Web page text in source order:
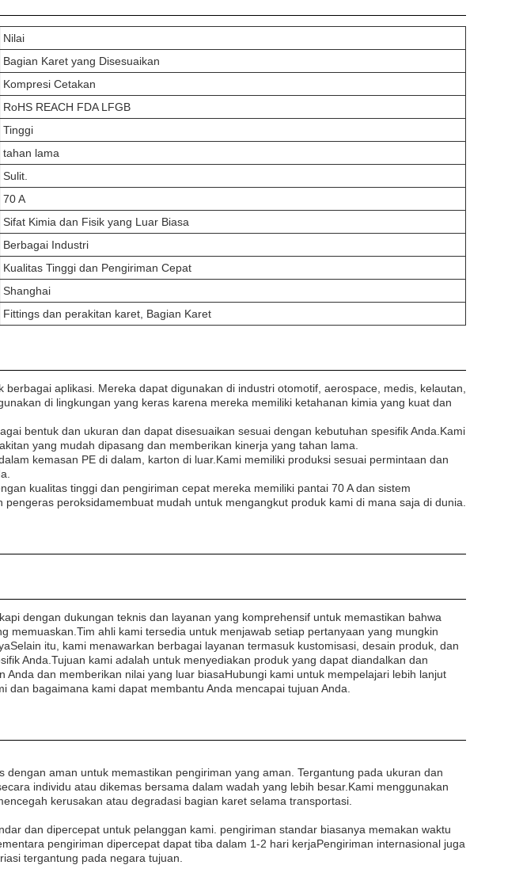
Nilai
Bagian Karet yang Disesuaikan
Kompresi Cetakan
RoHS REACH FDA LFGB
Tinggi
tahan lama
Sulit.
70 A
Sifat Kimia dan Fisik yang Luar Biasa
Berbagai Industri
Kualitas Tinggi dan Pengiriman Cepat
Shanghai
Fittings dan perakitan karet, Bagian Karet
aplikasi. Mereka dapat digunakan di industri otomotif, aerospace, medis, kelautan,
di lingkungan yang keras karena mereka memiliki ketahanan kimia yang kuat dan
bentuk dan ukuran dan dapat disesuaikan sesuai dengan kebutuhan spesifik Anda.Kami
yang mudah dipasang dan memberikan kinerja yang tahan lama.
kemasan PE di dalam, karton di luar.Kami memiliki produksi sesuai permintaan dan
kualitas tinggi dan pengiriman cepat mereka memiliki pantai 70 A dan sistem
peroksidamembuat mudah untuk mengangkut produk kami di mana saja di dunia.
dengan dukungan teknis dan layanan yang komprehensif untuk memastikan bahwa
memuaskan.Tim ahli kami tersedia untuk menjawab setiap pertanyaan yang mungkin
itu, kami menawarkan berbagai layanan termasuk kustomisasi, desain produk, dan
Anda.Tujuan kami adalah untuk menyediakan produk yang dapat diandalkan dan
Anda dan memberikan nilai yang luar biasaHubungi kami untuk mempelajari lebih lanjut
dan bagaimana kami dapat membantu Anda mencapai tujuan Anda.
dengan aman untuk memastikan pengiriman yang aman. Tergantung pada ukuran dan
individu atau dikemas bersama dalam wadah yang lebih besar.Kami menggunakan
kerusakan atau degradasi bagian karet selama transportasi.
dan dipercepat untuk pelanggan kami. pengiriman standar biasanya memakan waktu
pengiriman dipercepat dapat tiba dalam 1-2 hari kerjaPengiriman internasional juga
tergantung pada negara tujuan.